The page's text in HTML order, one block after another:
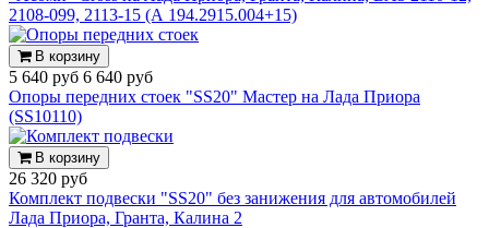
2108-099, 2113-15 (А 194.2915.004+15)
В корзину
5 640 руб 6 640 руб
Опоры передних стоек "SS20" Мастер на Лада Приора
(SS10110)
В корзину
26 320 руб
Комплект подвески "SS20" без занижения для автомобилей
Лада Приора, Гранта, Калина 2